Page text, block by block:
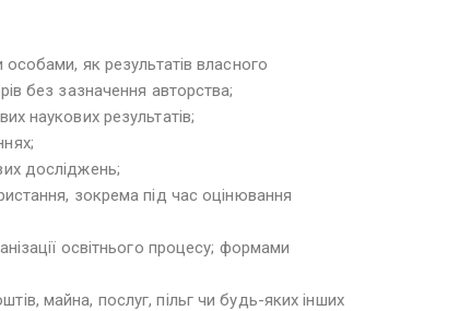
як результатів власного
без зазначення авторства;
наукових результатів;
досліджень;
зокрема під час оцінювання
освітнього процесу; формами
майна, послуг, пільг чи будь-яких інших